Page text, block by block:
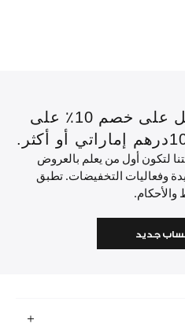
لفترة محدودة: احصل على خصم 10٪ على
لتكون أول من يعلم بالعروض
وفعاليات التخفيضات. تطبق
والأحكام.
جديد